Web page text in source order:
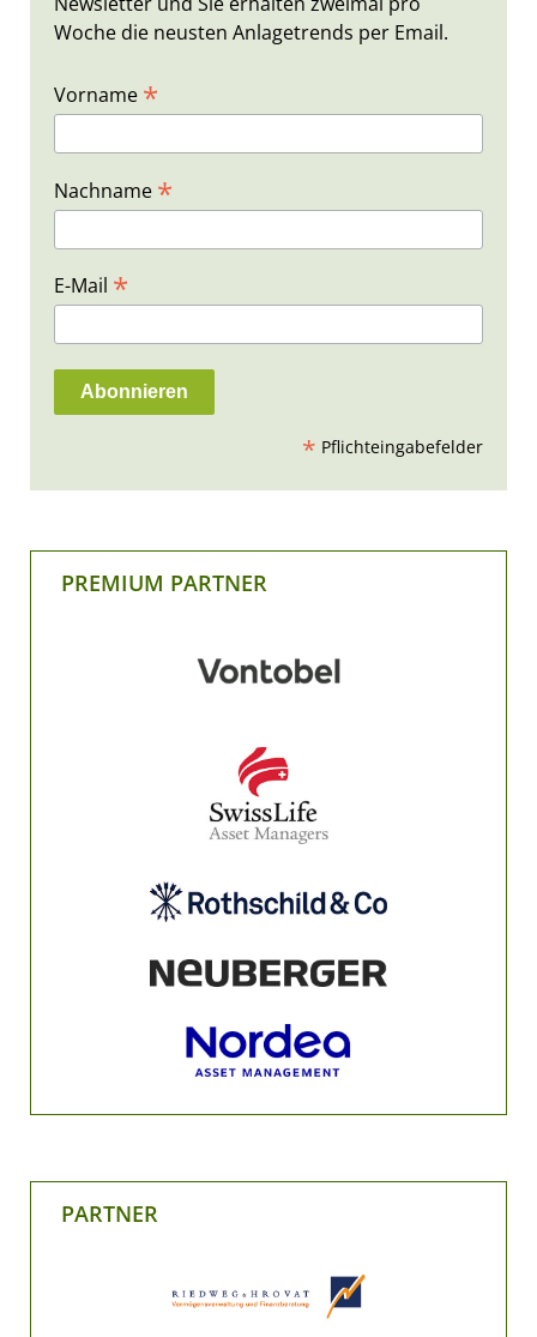
Woche die neusten Anlagetrends per Email.
Vorname *
Nachname *
E-Mail *
* Pflichteingabefelder
PREMIUM PARTNER
PARTNER